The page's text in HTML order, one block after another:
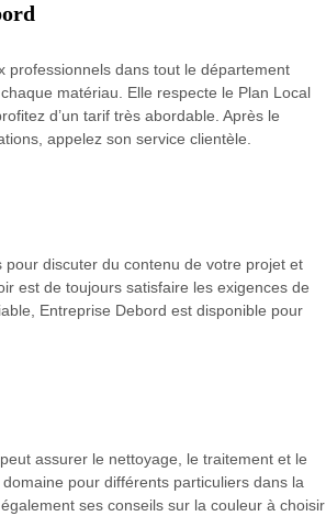
professionnels dans tout le département
matériau. Elle respecte le Plan Local
d’un tarif très abordable. Après le
appelez son service clientèle.
discuter du contenu de votre projet et
est de toujours satisfaire les exigences de
Entreprise Debord est disponible pour
assurer le nettoyage, le traitement et le
pour différents particuliers dans la
ses conseils sur la couleur à choisir